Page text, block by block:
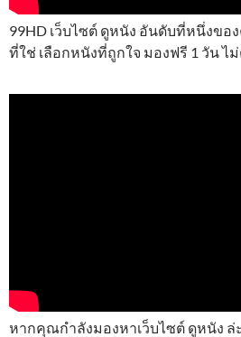
99HD เว็บไซต์ ดูหนัง อันดับที่หนึ่งขอ
ที่ใช่ เลือกหนังที่ถูกใจ มองฟรี 1 วัน ไ
หากคุณกำลังมองหาเว็บไซต์ ดูหนัง ล่